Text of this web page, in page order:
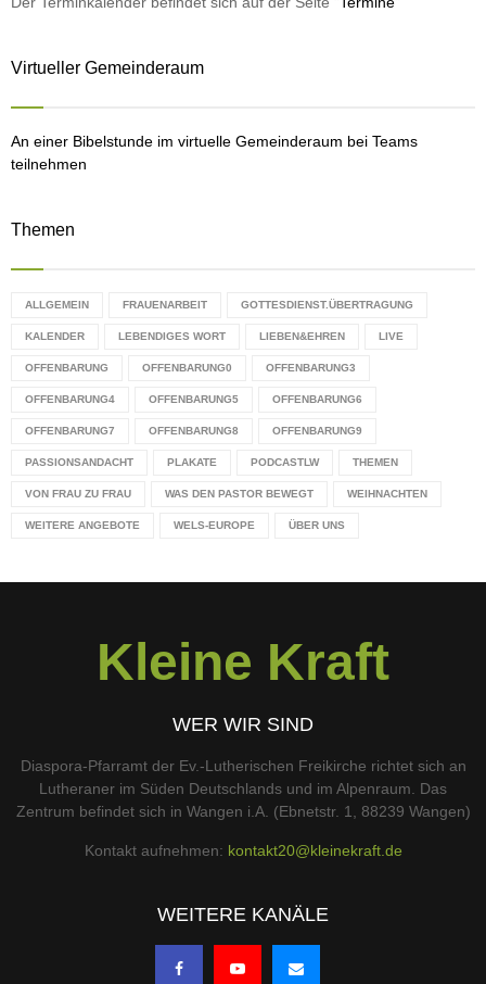
Virtueller Gemeinderaum
An einer Bibelstunde im virtuelle Gemeinderaum bei Teams
teilnehmen
Themen
ALLGEMEIN FRAUENARBEIT GOTTESDIENST.ÜBERTRAGUNG
KALENDER LEBENDIGES WORT LIEBEN&EHREN LIVE
OFFENBARUNG OFFENBARUNG0 OFFENBARUNG3
OFFENBARUNG4 OFFENBARUNG5 OFFENBARUNG6
OFFENBARUNG7 OFFENBARUNG8 OFFENBARUNG9
PASSIONSANDACHT PLAKATE PODCASTLW THEMEN
VON FRAU ZU FRAU WAS DEN PASTOR BEWEGT WEIHNACHTEN
WEITERE ANGEBOTE WELS-EUROPE ÜBER UNS
Kleine Kraft
WER WIR SIND
Diaspora-Pfarramt der Ev.-Lutherischen Freikirche richtet sich an
Lutheraner im Süden Deutschlands und im Alpenraum. Das
Zentrum befindet sich in Wangen i.A. (Ebnetstr. 1, 88239 Wangen)
Kontakt aufnehmen: kontakt20@kleinekraft.de
WEITERE KANÄLE